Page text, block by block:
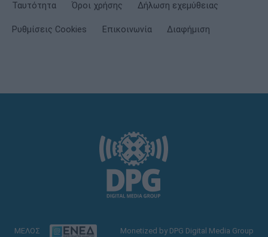
Ταυτότητα Όροι χρήσης Δήλωση εχεμύθειας
Ρυθμίσεις Cookies Επικοινωνία Διαφήμιση
ΜΕΛΟΣ Monetized by DPG Digital Media Group